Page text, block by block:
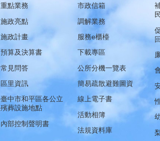
重點業務
施政亮點
施政計畫
預算及決算書
常見問答
區里資訊
臺中市和平區各公立
殯葬設施地點
內部控制聲明書
市政信箱
調解業務
服務e櫃檯
下載專區
公所分機一覽表
簡易疏散避難圖資
線上電子書
活動相簿
法規資料庫